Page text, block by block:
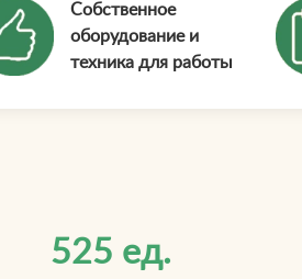
Собственное
оборудование и
техника для работы
525 ед.